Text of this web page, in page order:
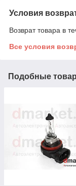
Условия
Возврат товара в
Все условия
Подобные